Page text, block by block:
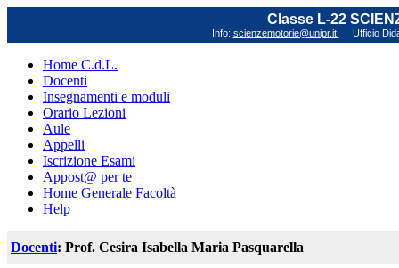
Classe L-22
Info: scienzemotorie@unipr.it Ufficio
Home C.d.L.
Docenti
Insegnamenti e moduli
Orario Lezioni
Aule
Appelli
Iscrizione Esami
Appost@ per te
Home Generale Facoltà
Help
Docenti: Prof. Cesira Isabella Maria Pasquarella